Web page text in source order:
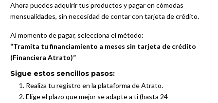
Ahora puedes adquirir tus productos y pagar en cómodas
mensualidades, sin necesidad de contar con tarjeta de crédito.
Al momento de pagar, selecciona el método:
“Tramita tu financiamiento a meses sin tarjeta de crédito
(Financiera Atrato)”
Sigue estos sencillos pasos:
Realiza tu registro en la plataforma de Atrato.
Elige el plazo que mejor se adapte a ti (hasta 24